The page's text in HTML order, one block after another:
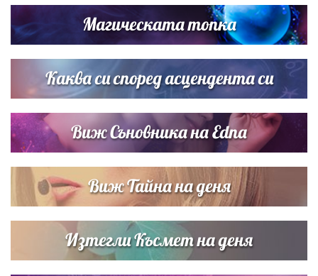
Списъкът е ясен: Джей Ло и Риана във ВИП гостите на
сватбата на Роналдо
Магическата топка
Каква си според асцендента си
Виж Съновника на Edna
Виж Тайна на деня
Изтегли Късмет на деня